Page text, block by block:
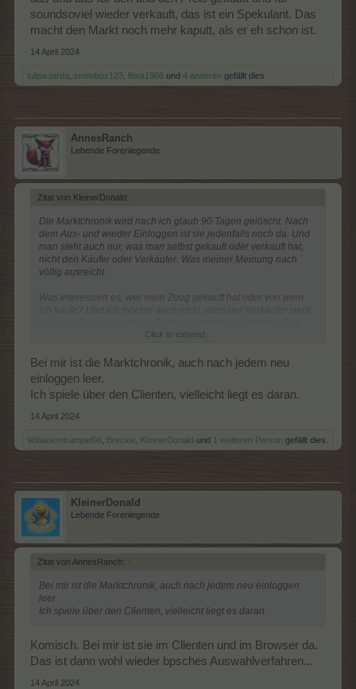
soundsoviel wieder verkauft, das ist ein Spekulant. Das
macht den Markt noch mehr kaputt, als er eh schon ist.
14 April 2024
tulipa.tarda snowbox123 flora1966 und 4 anderen gefällt dies.
AnnesRanch
Lebende Forenlegende
Zitat von KleinerDonald: ↑
Die Marktchronik wird nach ich glaub 90 Tagen gelöscht. Nach
dem Aus- und wieder Einloggen ist sie jedenfalls noch da. Und
man sieht auch nur, was man selbst gekauft oder verkauft hat,
nicht den Käufer oder Verkäufer. Was meiner Meinung nach
völlig ausreicht.
Was interessiert es, wer mein Zeug gekauft hat oder von wem
noch durchs Forum, der und der hat das und das für den und
ein Spekulant. Das macht den Markt noch mehr kaputt, als er eh
schon ist.
Click to expand...
Bei mir ist die Marktchronik, auch nach jedem neu
einloggen leer.
Ich spiele über den Clienten, vielleicht liegt es daran.
14 April 2024
96bauerntrampel96 Breckie KleinerDonald und 1 weiteren Person gefällt dies.
KleinerDonald
Lebende Forenlegende
Zitat von AnnesRanch: ↑
Bei mir ist die Marktchronik, auch nach jedem neu einloggen
leer.
Ich spiele über den Clienten, vielleicht liegt es daran.
Komisch. Bei mir ist sie im Clienten und im Browser da.
Das ist dann wohl wieder bpsches Auswahlverfahren...
14 April 2024